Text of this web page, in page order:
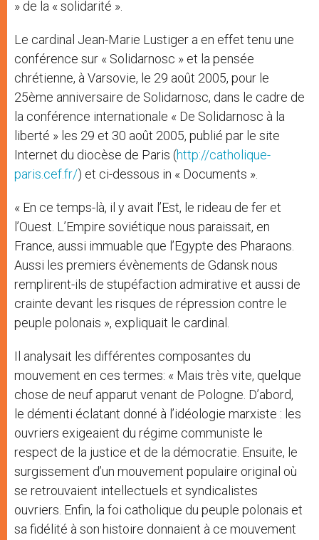
» de la « solidarité ».
Le cardinal Jean-Marie Lustiger a en effet tenu une
conférence sur « Solidarnosc » et la pensée
chrétienne, à Varsovie, le 29 août 2005, pour le
25ème anniversaire de Solidarnosc, dans le cadre de
la conférence internationale « De Solidarnosc à la
liberté » les 29 et 30 août 2005, publié par le site
Internet du diocèse de Paris (http://catholique-
paris.cef.fr/) et ci-dessous in « Documents ».
« En ce temps-là, il y avait l’Est, le rideau de fer et
l’Ouest. L’Empire soviétique nous paraissait, en
France, aussi immuable que l’Egypte des Pharaons.
Aussi les premiers évènements de Gdansk nous
remplirent-ils de stupéfaction admirative et aussi de
crainte devant les risques de répression contre le
peuple polonais », expliquait le cardinal.
Il analysait les différentes composantes du
mouvement en ces termes: « Mais très vite, quelque
chose de neuf apparut venant de Pologne. D’abord,
le démenti éclatant donné à l’idéologie marxiste : les
ouvriers exigeaient du régime communiste le
respect de la justice et de la démocratie. Ensuite, le
surgissement d’un mouvement populaire original où
se retrouvaient intellectuels et syndicalistes
ouvriers. Enfin, la foi catholique du peuple polonais et
sa fidélité à son histoire donnaient à ce mouvement